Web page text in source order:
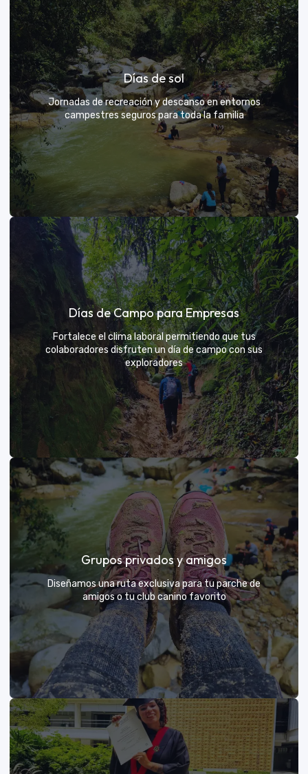
Rutas grupales clásicas
Únete a la manada y descubre nuevos senderos
VER MÁS
Días de sol
Jornadas de recreación y descanso en entornos
campestres seguros para toda la familia
Días de sol
Un respiro campestre diseñado para el descanso y la
diversión de todos
VER MÁS
Días de Campo para Empresas
Fortalece el clima laboral permitiendo que tus
colaboradores disfruten un día de campo con sus
exploradores
Días de Campo para Empresas
El mejor beneficio para tu equipo: compartir con sus
exploradores y fortalecer lazos rodeados de
naturaleza
VER MÁS
Grupos privados y amigos
Diseñamos una ruta exclusiva para tu parche de
amigos o tu club canino favorito